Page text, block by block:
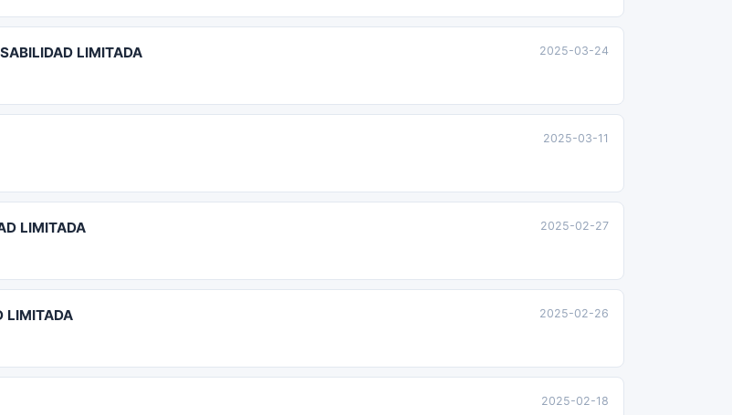
LIMITADA 2025-03-24
2025-03-11
LIMITADA 2025-02-27
LIMITADA 2025-02-26
2025-02-18